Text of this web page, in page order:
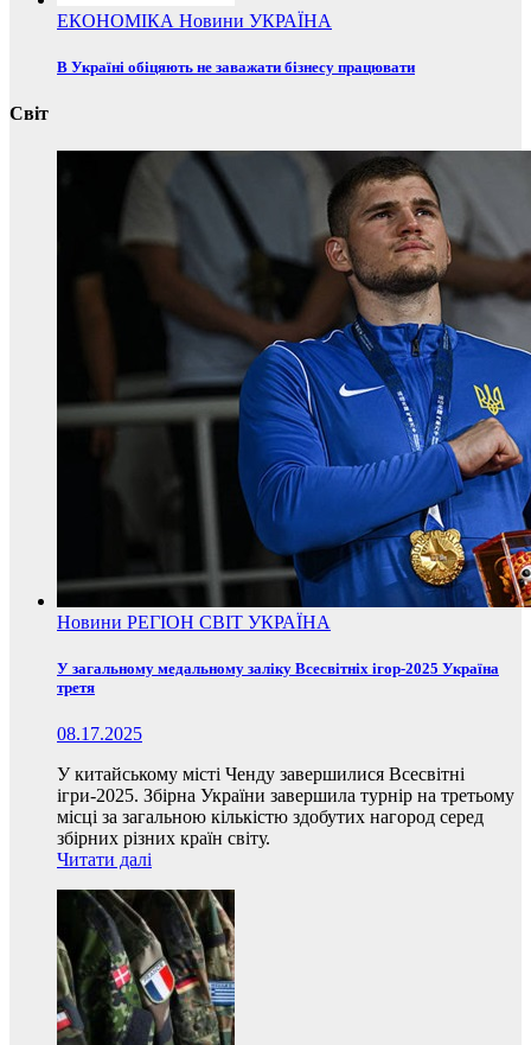
ЕКОНОМІКА Новини УКРАЇНА
В Україні обіцяють не заважати бізнесу працювати
Світ
Новини РЕГІОН СВІТ УКРАЇНА
У загальному медальному заліку Всесвітніх ігор-2025 Україна
третя
08.17.2025
У китайському місті Ченду завершилися Всесвітні
ігри-2025. Збірна України завершила турнір на третьому
місці за загальною кількістю здобутих нагород серед
збірних різних країн світу.
Читати далі